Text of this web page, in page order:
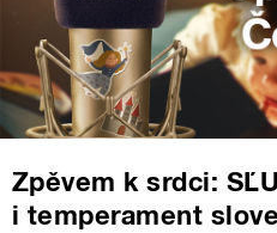
Zpěvem k srdci:
i temperament